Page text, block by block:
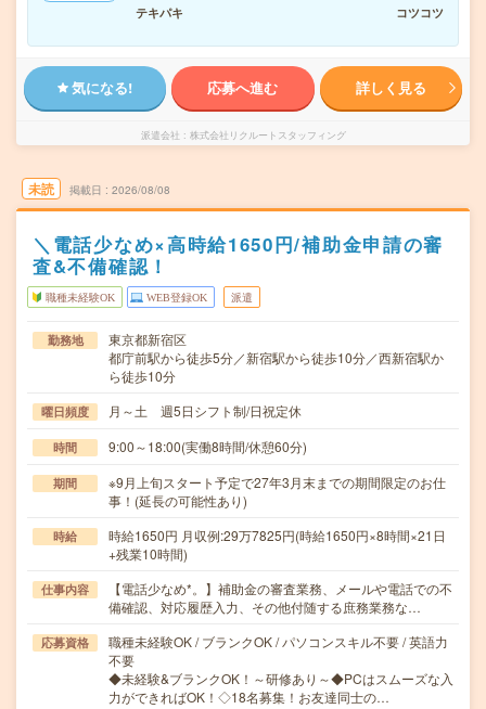
テキパキ
コツコツ
気になる! 応募へ進む 詳しく見る
派遣会社 株式会社リクルートスタッフィング
未読 掲載日 2026/08/08
＼電話少なめ×高時給1650円/補助金申請の審
査&不備確認！
職種未経験OK WEB登録OK 派遣
勤務地
東京都新宿区
都庁前駅から徒歩5分／新宿駅から徒歩10分／西新宿駅か
ら徒歩10分
曜日頻度 月～土 週5日シフト制/日祝定休
時間 9:00～18:00(実働8時間/休憩60分)
期間
※9月上旬スタート予定で27年3月末までの期間限定のお仕
事！(延長の可能性あり)
時給
時給1650円 月収例:29万7825円(時給1650円×8時間×21日
+残業10時間)
仕事内容
【電話少なめ*。】補助金の審査業務、メールや電話での不
備確認、対応履歴入力、その他付随する庶務業務な…
応募資格
職種未経験OK / ブランクOK / パソコンスキル不要 / 英語力
不要
◆未経験&ブランクOK！～研修あり～◆PCはスムーズな入
力ができればOK！◇18名募集！お友達同士の…